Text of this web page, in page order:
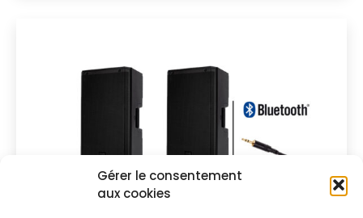
Gérer le consentement
aux cookies